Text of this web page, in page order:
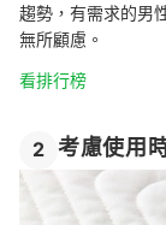
趨勢，有需求的男
無所顧慮。
看排行榜
2 考慮使用